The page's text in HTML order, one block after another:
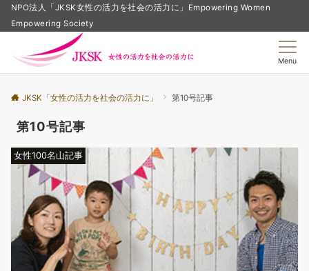
NPO法人「JKSK女性の活力を社会の活力に」Empowering Women
Empowering Society
Menu
JKSK「女性の活力を社会の活力に」 第10号記事
第10号記事
女性100名山記事